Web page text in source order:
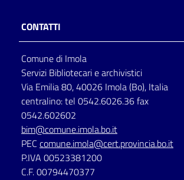
per
lettura
Seguici
su
CONTATTI
Comune di Imola
Servizi Bibliotecari e archivistici
Via Emilia 80, 40026 Imola (Bo), Italia
centralino: tel 0542.6026.36 fax
0542.602602
bim@comune.imola.bo.it
PEC comune.imola@cert.provincia.bo.it
P.IVA 00523381200
C.F. 00794470377